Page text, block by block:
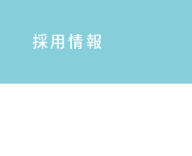
採用情報